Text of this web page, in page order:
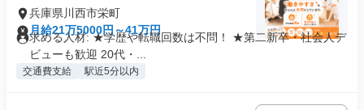
兵庫県川西市栄町
月給21万5000円～41万円
求める人材: ★学歴や転職回数は不問！ ★第二新卒・社会人デ
ビューも歓迎 20代・...
交通費支給 駅近5分以内